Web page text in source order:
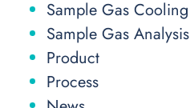
Sample Gas Cooling
Sample Gas Analysis
Product
Process